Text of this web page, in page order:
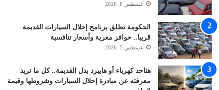
أغسطس 6, 2026
الحكومة تطلق برنامج إحلال السيارات القديمة
قريبا.. حوافز مغرية وأسعار تنافسية
أغسطس 5, 2026
هتاخد كهرباء أو هايبرد بدل القديمة.. كل ما تريد
معرفته عن مبادرة إحلال السيارات وشروطها وقيمة